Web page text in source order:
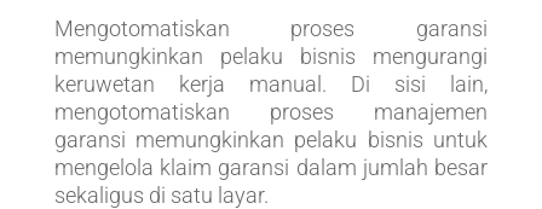
Mengotomatiskan proses garansi
memungkinkan pelaku bisnis mengurangi
keruwetan kerja manual. Di sisi lain,
mengotomatiskan proses manajemen
garansi memungkinkan pelaku bisnis untuk
mengelola klaim garansi dalam jumlah besar
sekaligus di satu layar.